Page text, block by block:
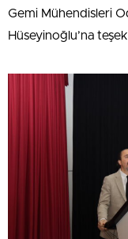
Gemi Mühendisleri
Hüseyinoğlu’na